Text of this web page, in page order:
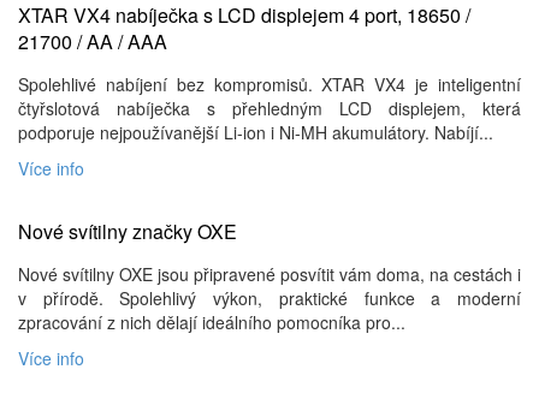
XTAR VX4 nabíječka s LCD displejem 4 port, 18650 /
21700 / AA / AAA
Spolehlivé nabíjení bez kompromisů. XTAR VX4 je inteligentní
čtyřslotová nabíječka s přehledným LCD displejem, která
podporuje nejpoužívanější Li-ion i Ni-MH akumulátory. Nabíjí...
Více info
Nové svítilny značky OXE
Nové svítilny OXE jsou připravené posvítit vám doma, na cestách i
v přírodě. Spolehlivý výkon, praktické funkce a moderní
zpracování z nich dělají ideálního pomocníka pro...
Více info